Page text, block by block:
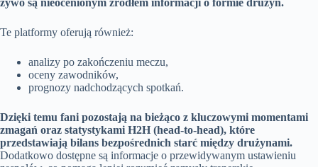
żywo są nieocenionym źródłem informacji o formie drużyn.
Te platformy oferują również:
analizy po zakończeniu meczu,
oceny zawodników,
prognozy nadchodzących spotkań.
Dzięki temu fani pozostają na bieżąco z kluczowymi momentami
zmagań oraz statystykami H2H (head-to-head), które
przedstawiają bilans bezpośrednich starć między drużynami.
Dodatkowo dostępne są informacje o przewidywanym ustawieniu